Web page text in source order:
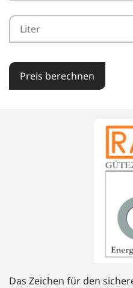
Preis berechnen
Das Zeichen für den